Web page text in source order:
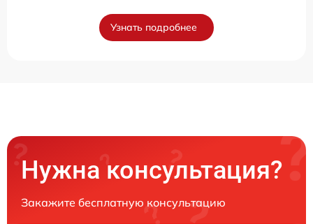
Узнать подробнее
Нужна консультация?
Закажите бесплатную консультацию